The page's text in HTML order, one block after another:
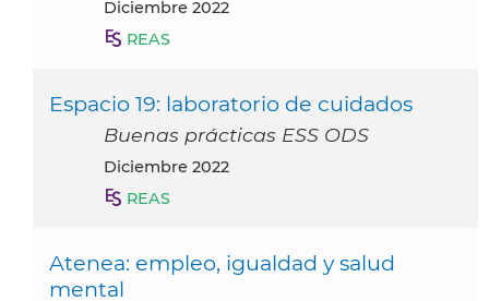
diciembre 2022
REAS
Espacio 19: laboratorio de cuidados
Buenas prácticas ESS ODS
diciembre 2022
REAS
Atenea: empleo, igualdad y salud
mental